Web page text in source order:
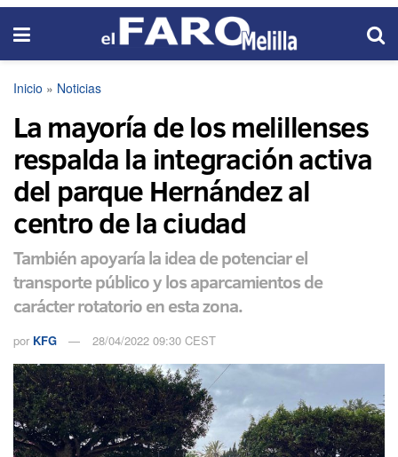
Inicio » Noticias
La mayoría de los melillenses
respalda la integración activa
del parque Hernández al
centro de la ciudad
También apoyaría la idea de potenciar el
transporte público y los aparcamientos de
carácter rotatorio en esta zona.
por KFG 28/04/2022 09:30 CEST